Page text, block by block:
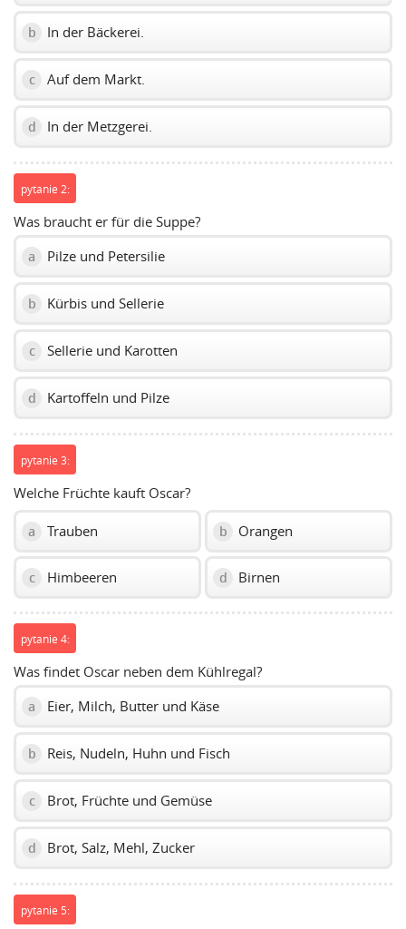
b In der Bäckerei.
c Auf dem Markt.
d In der Metzgerei.
pytanie 2:
Was braucht er für die Suppe?
a Pilze und Petersilie
b Kürbis und Sellerie
c Sellerie und Karotten
d Kartoffeln und Pilze
pytanie 3:
Welche Früchte kauft Oscar?
a Trauben b Orangen
c Himbeeren d Birnen
pytanie 4:
Was findet Oscar neben dem Kühlregal?
a Eier, Milch, Butter und Käse
b Reis, Nudeln, Huhn und Fisch
c Brot, Früchte und Gemüse
d Brot, Salz, Mehl, Zucker
pytanie 5: